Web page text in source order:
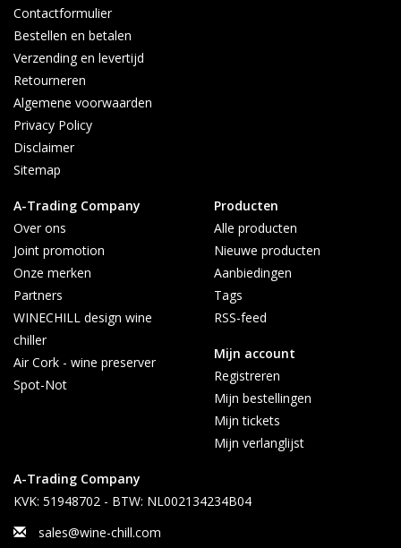
Contactformulier
Bestellen en betalen
Verzending en levertijd
Retourneren
Algemene voorwaarden
Privacy Policy
Disclaimer
Sitemap
A-Trading Company
Over ons
Joint promotion
Onze merken
Partners
WINECHILL design wine
chiller
Air Cork - wine preserver
Spot-Not
Producten
Alle producten
Nieuwe producten
Aanbiedingen
Tags
RSS-feed
Mijn account
Registreren
Mijn bestellingen
Mijn tickets
Mijn verlanglijst
A-Trading Company
KVK: 51948702 - BTW: NL002134234B04
sales@wine-chill.com